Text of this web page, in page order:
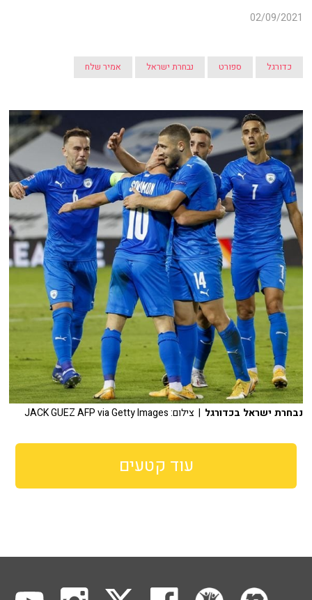
02/09/2021
כדורגל ספורט נבחרת ישראל אמיר שלח
נבחרת ישראל בכדורגל | צילום: JACK GUEZ AFP via Getty Images
עוד קטעים